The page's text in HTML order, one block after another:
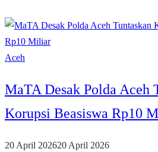
Aceh
MaTA Desak Polda Aceh
Korupsi Beasiswa Rp10
20 April 202620 April 2026